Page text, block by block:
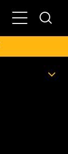
Főmenü